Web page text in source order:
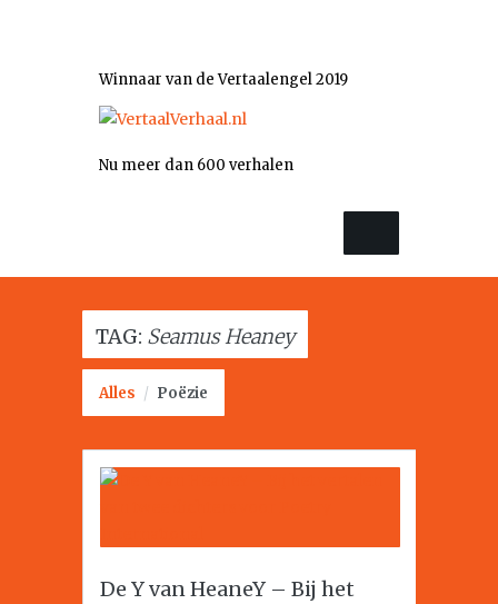
Winnaar van de Vertaalengel 2019
Nu meer dan 600 verhalen
TAG: Seamus Heaney
Alles / Poëzie
De Y van HeaneY – Bij het